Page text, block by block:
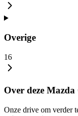
Overige
16
Over deze Mazda
Onze drive om verder